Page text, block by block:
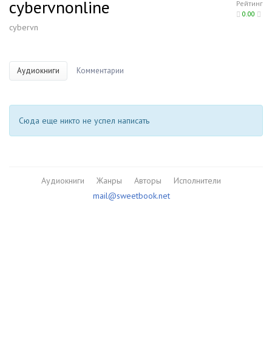
Рейтинг
0.00
cybervnonline
cybervn
Аудиокниги Комментарии
Сюда еще никто не успел написать
Аудиокниги Жанры Авторы
Исполнители
mail@sweetbook.net